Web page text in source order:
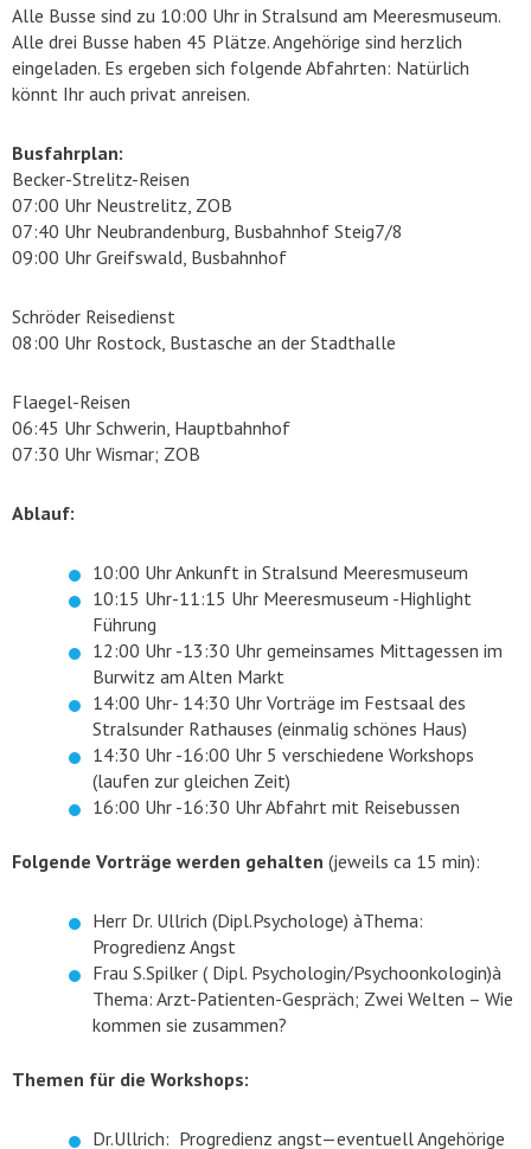
Alle Busse sind zu 10:00 Uhr in Stralsund am Meeresmuseum.
Alle drei Busse haben 45 Plätze. Angehörige sind herzlich
eingeladen. Es ergeben sich folgende Abfahrten: Natürlich
könnt Ihr auch privat anreisen.
Busfahrplan:
Becker-Strelitz-Reisen
07:00 Uhr Neustrelitz, ZOB
07:40 Uhr Neubrandenburg, Busbahnhof Steig7/8
09:00 Uhr Greifswald, Busbahnhof
Schröder Reisedienst
08:00 Uhr Rostock, Bustasche an der Stadthalle
Flaegel-Reisen
06:45 Uhr Schwerin, Hauptbahnhof
07:30 Uhr Wismar; ZOB
Ablauf:
10:00 Uhr Ankunft in Stralsund Meeresmuseum
10:15 Uhr-11:15 Uhr Meeresmuseum -Highlight
Führung
12:00 Uhr -13:30 Uhr gemeinsames Mittagessen im
Burwitz am Alten Markt
14:00 Uhr- 14:30 Uhr Vorträge im Festsaal des
Stralsunder Rathauses (einmalig schönes Haus)
14:30 Uhr -16:00 Uhr 5 verschiedene Workshops
(laufen zur gleichen Zeit)
16:00 Uhr -16:30 Uhr Abfahrt mit Reisebussen
Folgende Vorträge werden gehalten (jeweils ca 15 min):
Herr Dr. Ullrich (Dipl.Psychologe) àThema:
Progredienz Angst
Frau S.Spilker ( Dipl. Psychologin/Psychoonkologin)à
Thema: Arzt-Patienten-Gespräch; Zwei Welten – Wie
kommen sie zusammen?
Themen für die Workshops:
Dr.Ullrich: Progredienz angst—eventuell Angehörige